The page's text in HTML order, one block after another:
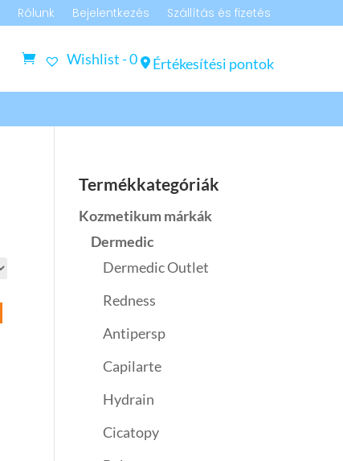
Rólunk Bejelentkezés Szállítás és fizetés
Wishlist -0 Értékesítési pontok
Termékkategóriák
Kozmetikum márkák
Dermedic
Dermedic Outlet
Redness
Antipersp
Capilarte
Hydrain
Cicatopy